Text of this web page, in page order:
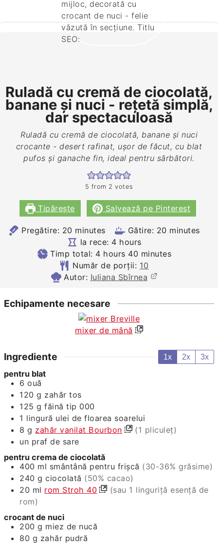
Ruladă cu cremă de ciocolată,
banane și nuci - rețetă simplă,
dar spectaculoasă
Ruladă cu cremă de ciocolată, banane și nuci
crocante - desert rafinat, ușor de făcut, cu blat
pufos și ganache fin, ideal pentru sărbători.
5 from 2 votes
Tipărește Salvează pe Pinterest
Pregătire: 20minutes
minutes Gătire: 20minutes
minutes
la rece: 4hours
hours
Timp total: 4hours
hours 40minutes
minutes
Număr de porții: 10
Autor: Iuliana Sbîrnea
Echipamente necesare
mixer de mână
Ingrediente 1x 2x 3x
pentru blat
6 ouă
120 g zahăr tos
125 g făină tip 000
1 lingură ulei de floarea soarelui
8 g zahăr vanilat Bourbon
(1 pliculeț)
un praf de sare
pentru crema de ciocolată
400 ml smântână pentru frişcă (30-36% grăsime)
240 g ciocolată (50% cacao)
20 ml rom Stroh 40
(sau 1 linguriță esență de
rom)
crocant de nuci
200 g miez de nucă
80 g zahăr pudră